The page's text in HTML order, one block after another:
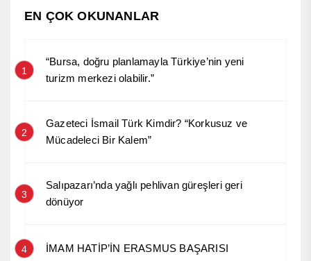
EN ÇOK OKUNANLAR
1
“Bursa, doğru planlamayla Türkiye’nin yeni
turizm merkezi olabilir.”
2
Gazeteci İsmail Türk Kimdir? “Korkusuz ve
Mücadeleci Bir Kalem”
3
Salıpazarı’nda yağlı pehlivan güreşleri geri
dönüyor
4 İMAM HATİP’İN ERASMUS BAŞARISI